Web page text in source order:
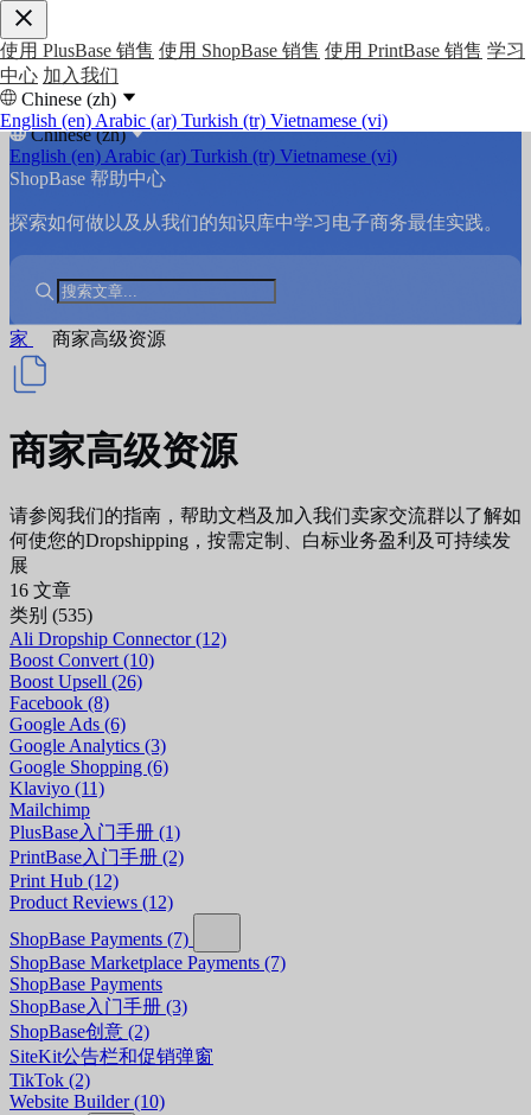
使用 PlusBase 销售 使用 ShopBase 销售 使用 PrintBase 销售 学习
中心 加入我们
Chinese (zh)
English (en) Arabic (ar) Turkish (tr) Vietnamese (vi)
Chinese (zh)
English (en) Arabic (ar) Turkish (tr) Vietnamese (vi)
ShopBase 帮助中心
探索如何做以及从我们的知识库中学习电子商务最佳实践。
家 商家高级资源
商家高级资源
请参阅我们的指南，帮助文档及加入我们卖家交流群以了解如
何使您的Dropshipping，按需定制、白标业务盈利及可持续发
展
16 文章
类别 (535)
Ali Dropship Connector(12)
Boost Convert (10)
Boost Upsell (26)
Facebook (8)
Google Ads (6)
Google Analytics (3)
Google Shopping (6)
Klaviyo (11)
Mailchimp
PlusBase入门手册 (1)
PrintBase入门手册 (2)
Print Hub (12)
Product Reviews (12)
ShopBase Payments (7)
ShopBase Marketplace Payments (7)
ShopBase Payments
ShopBase入门手册 (3)
ShopBase创意 (2)
SiteKit公告栏和促销弹窗
TikTok (2)
Website Builder(10)